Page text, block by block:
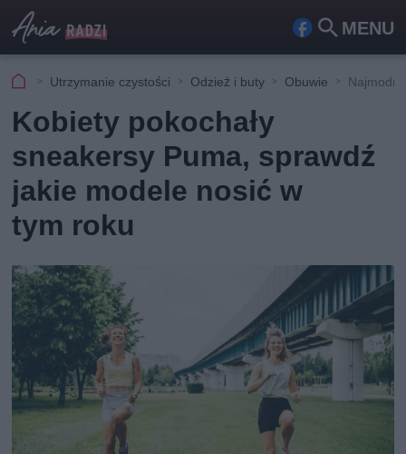
MENU
Fa
ook
Szu
kaj
Utrzymanie czystości Odzież i buty Obuwie
Kobiety pokochały
sneakersy Puma, sprawdź
jakie modele nosić w
tym roku